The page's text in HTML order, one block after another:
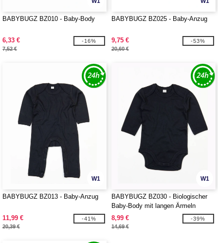
BABYBUGZ BZ010 - Baby-Body
6,33 €
7,52 €
-16%
BABYBUGZ BZ025 - Baby-Anzug
9,75 €
20,60 €
-53%
W1
BABYBUGZ BZ013 - Baby-Anzug
11,99 €
20,39 €
-41%
W1
BABYBUGZ BZ030 - Biologischer
Baby-Body mit langen Ärmeln
8,99 €
14,69 €
-39%